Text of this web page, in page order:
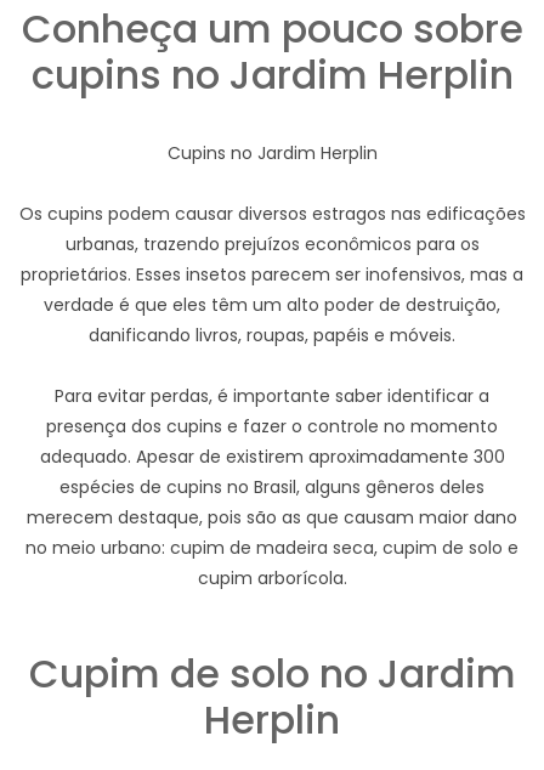
Conheça um pouco sobre
cupins no Jardim Herplin
Cupins no Jardim Herplin
Os cupins podem causar diversos estragos nas edificações
urbanas, trazendo prejuízos econômicos para os
proprietários. Esses insetos parecem ser inofensivos, mas a
verdade é que eles têm um alto poder de destruição,
danificando livros, roupas, papéis e móveis.
Para evitar perdas, é importante saber identificar a
presença dos cupins e fazer o controle no momento
adequado. Apesar de existirem aproximadamente 300
espécies de cupins no Brasil, alguns gêneros deles
merecem destaque, pois são as que causam maior dano
no meio urbano: cupim de madeira seca, cupim de solo e
cupim arborícola.
Cupim de solo no Jardim
Herplin